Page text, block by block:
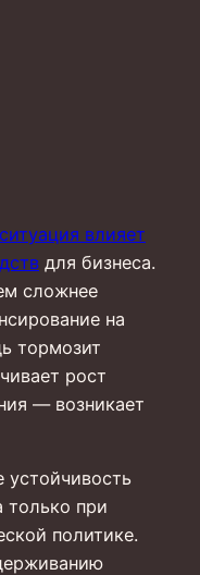
влияет
для бизнеса.
сложнее
на
тормозит
рост
— возникает
устойчивость
только при
политике.